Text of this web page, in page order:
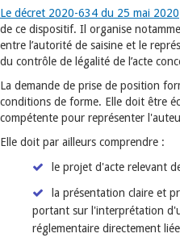
Le décret 2020-634 du 25 mai 2020
de ce dispositif. Il organise
entre l’autorité de saisine et le
du contrôle de légalité de l’acte
La demande de prise de position
conditions de forme. Elle doit être
compétente pour représenter
Elle doit par ailleurs comprendre :
le projet d'acte relevant
la présentation claire et
portant sur l'interprétation
réglementaire directement